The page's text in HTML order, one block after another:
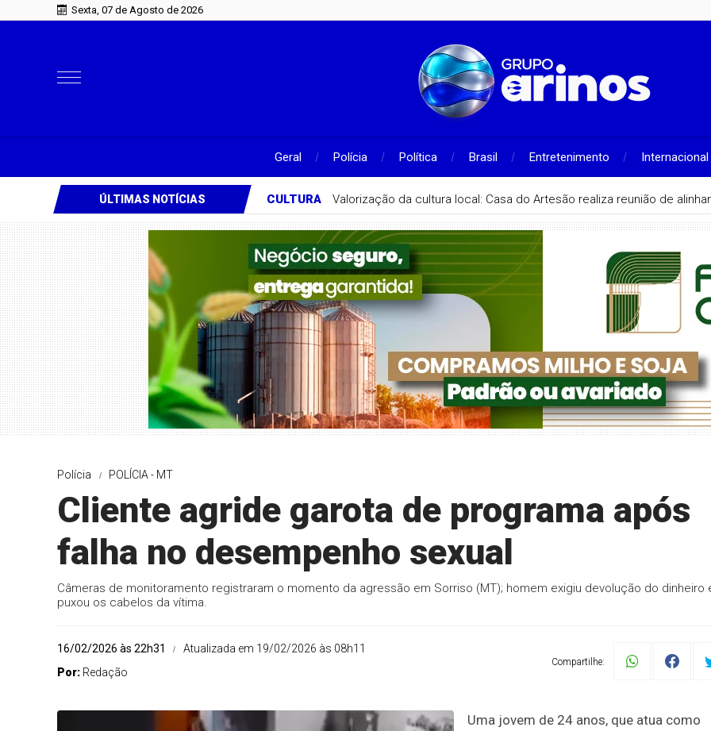
Sexta, 07 de Agosto de 2026
Geral Polícia Política Brasil Entretenimento Internacional
ÚLTIMAS NOTÍCIAS CULTURA Valorização da cultura local: Casa do Artesão realiza reunião de
Polícia POLÍCIA - MT
Cliente agride garota de programa após
falha no desempenho sexual
Câmeras de monitoramento registraram o momento da agressão em Sorriso (MT); homem exigiu devolução do dinheiro
puxou os cabelos da vítima.
16/02/2026 às 22h31
Atualizada em 19/02/2026 às 08h11
Por: Redação
Compartilhe:
Uma jovem de 24 anos, que atua como